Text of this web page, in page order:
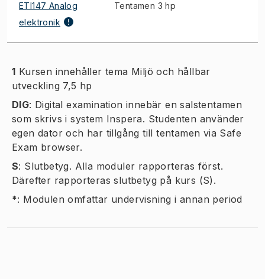
ETI147 Analog
elektronik
Tentamen 3 hp
1 Kursen innehåller tema Miljö och hållbar
utveckling 7,5 hp
DIG: Digital examination innebär en salstentamen
som skrivs i system Inspera. Studenten använder
egen dator och har tillgång till tentamen via Safe
Exam browser.
S: Slutbetyg. Alla moduler rapporteras först.
Därefter rapporteras slutbetyg på kurs (S).
*: Modulen omfattar undervisning i annan period